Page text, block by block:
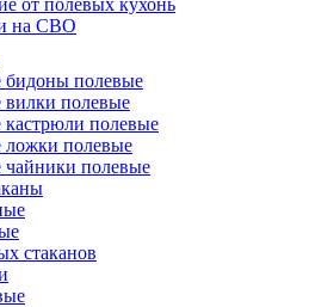
от полевых кухонь
на СВО
полевые
полевые
полевые
полевые
полевые
стаканов